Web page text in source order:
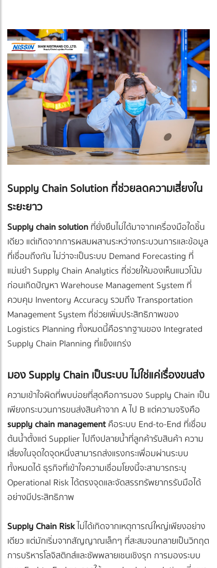
Supply Chain Solution ที่ช่วยลดความเสี่ยงใน
ระยะยาว
Supply chain solution ที่ยั่งยืนไม่ได้มาจากเครื่องมือใดชิ้น
เดียว แต่เกิดจากการผสมผสานระหว่างกระบวนการและข้อมูล
ที่เชื่อมถึงกัน ไม่ว่าจะเป็นระบบ Demand Forecasting ที่
แม่นยำ Supply Chain Analytics ที่ช่วยให้มองเห็นแนวโน้ม
ก่อนเกิดปัญหา Warehouse Management System ที่
ควบคุม Inventory Accuracy รวมถึง Transportation
Management System ที่ช่วยเพิ่มประสิทธิภาพของ
Logistics Planning ทั้งหมดนี้คือรากฐานของ Integrated
Supply Chain Planning ที่แข็งแกร่ง
มอง Supply Chain เป็นระบบ ไม่ใช่แค่เรื่องขนส่ง
ความเข้าใจผิดที่พบบ่อยที่สุดคือการมอง Supply Chain เป็น
เพียงกระบวนการขนส่งสินค้าจาก A ไป B แต่ความจริงคือ
supply chain managementคือระบบ End-to-End ที่เชื่อม
ต้นน้ำตั้งแต่ Supplier ไปถึงปลายน้ำที่ลูกค้ารับสินค้า ความ
เสี่ยงในจุดใดจุดหนึ่งสามารถส่งแรงกระเพื่อมผ่านระบบ
ทั้งหมดได้ ธุรกิจที่เข้าใจความเชื่อมโยงนี้จะสามารถระบุ
Operational Risk ได้ตรงจุดและจัดสรรทรัพยากรรับมือได้
อย่างมีประสิทธิภาพ
Supply Chain Riskไม่ได้เกิดจากเหตุการณ์ใหญ่เพียงอย่าง
เดียว แต่มักเริ่มจากสัญญาณเล็กๆ ที่สะสมจนกลายเป็นวิกฤต
การบริหารโลจิสติกส์และซัพพลายเชนเชิงรุก การมองระบบ